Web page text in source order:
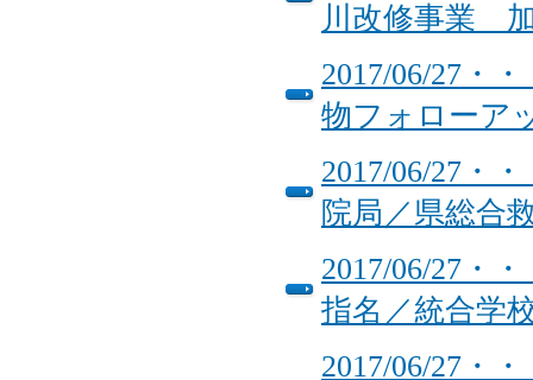
川改修事業
2017/06/27・
物フォローア
2017/06/27・
院局／県総合
2017/06/27・
指名／統合学
2017/06/27・